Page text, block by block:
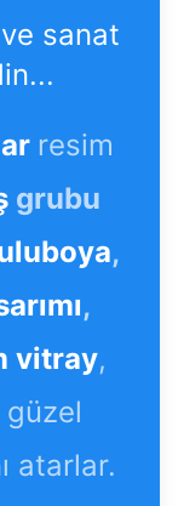
sanat
resim
grubu
,
,
vitray,
güzel
atarlar.